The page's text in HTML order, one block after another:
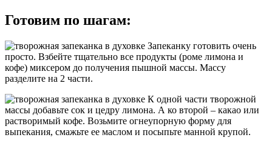
Готовим по шагам:
Запеканку готовить очень
просто. Взбейте тщательно все продукты (роме лимона и
кофе) миксером до получения пышной массы. Массу
разделите на 2 части.
К одной части творожной
массы добавьте сок и цедру лимона. А ко второй – какао или
растворимый кофе. Возьмите огнеупорную форму для
выпекания, смажьте ее маслом и посыпьте манной крупой.